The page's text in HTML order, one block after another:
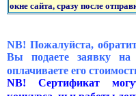
окне сайта, сразу после
NB! Пожалуйста,
Вы подаете заявку на
оплачиваете его
NB! Сертификат